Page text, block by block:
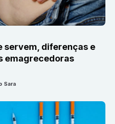
servem, diferenças e
emagrecedoras
Sara